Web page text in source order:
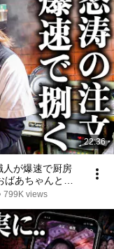
22:36
人が爆速で厨房
あちゃんと絶
799K views